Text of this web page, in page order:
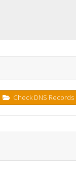
Check DNS Records